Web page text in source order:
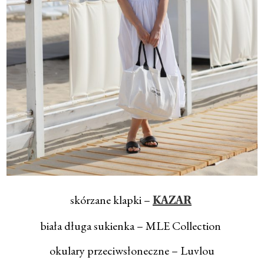
skórzane klapki – KAZAR
biała długa sukienka – MLE Collection
okulary przeciwsłoneczne – Luvlou